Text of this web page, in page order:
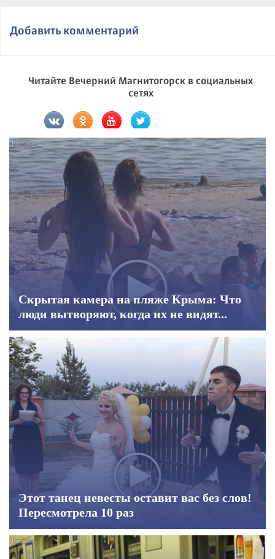
Добавить комментарий
Читайте Вечерний Магнитогорск в социальных
сетях
Скрытая камера на пляже Крыма: Что
люди вытворяют, когда их не видят...
Этот танец невесты оставит вас без слов!
Пересмотрела 10 раз